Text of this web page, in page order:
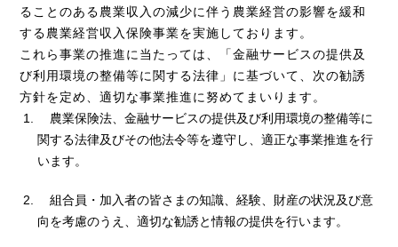
ることのある農業収入の減少に伴う農業経営の影響を緩和
する農業経営収入保険事業を実施しております。
これら事業の推進に当たっては、「金融サービスの提供及
び利用環境の整備等に関する法律」に基づいて、次の勧誘
方針を定め、適切な事業推進に努めてまいります。
農業保険法、金融サービスの提供及び利用環境の整備等に
関する法律及びその他法令等を遵守し、適正な事業推進を行
います。
組合員・加入者の皆さまの知識、経験、財産の状況及び意
向を考慮のうえ、適切な勧誘と情報の提供を行います。